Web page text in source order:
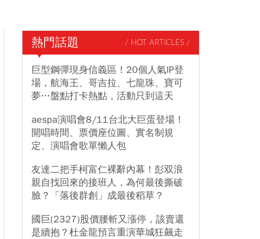
熱門話題 / HOT ARTICLES /
巨型鋼彈現身信義區！20個人氣IP登
場，航海王、哥吉拉、七龍珠、寶可
夢…盤點打卡熱點，活動只到這天
aespa演唱會8/11台北大巨蛋登場！
開唱時間、票價座位圖、實名制規
定、演唱會歌單懶人包
友達二把手柯富仁裸辭內幕！彭双浪
親自找回來的接班人，為何最後撕破
臉？「落後群創」成最後稻草？
國巨(2327)股價腰斬又漲停，該賣還
是續抱？杜金龍預言重演華城狂飆走